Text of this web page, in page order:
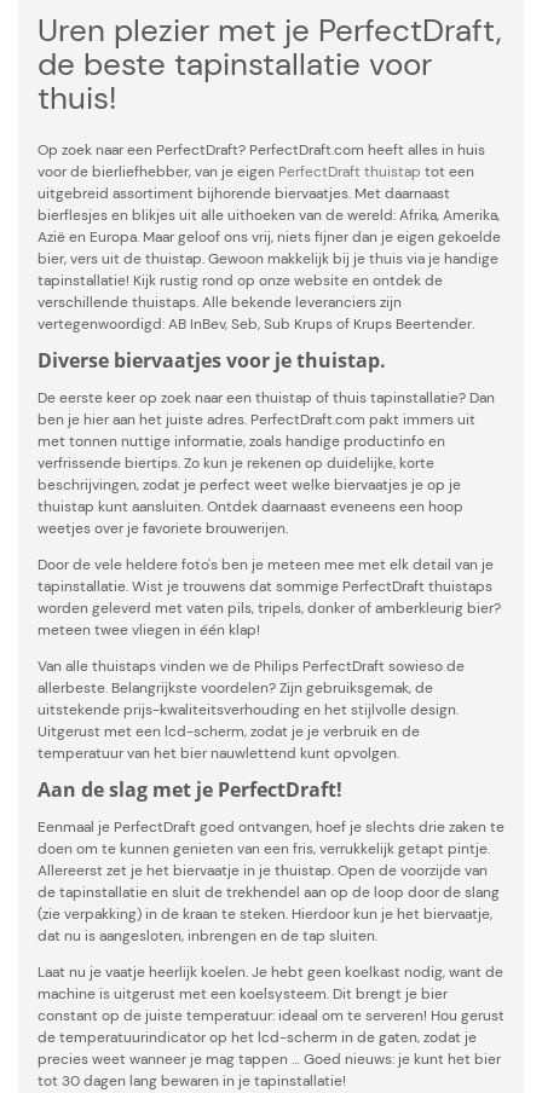
Uren plezier met je PerfectDraft,
de beste tapinstallatie voor
thuis!
Op zoek naar een PerfectDraft? PerfectDraft.com heeft alles in huis
voor de bierliefhebber, van je eigen PerfectDraft thuistap tot een
uitgebreid assortiment bijhorende biervaatjes. Met daarnaast
bierflesjes en blikjes uit alle uithoeken van de wereld: Afrika, Amerika,
Azië en Europa. Maar geloof ons vrij, niets fijner dan je eigen gekoelde
bier, vers uit de thuistap. Gewoon makkelijk bij je thuis via je handige
tapinstallatie! Kijk rustig rond op onze website en ontdek de
verschillende thuistaps. Alle bekende leveranciers zijn
vertegenwoordigd: AB InBev, Seb, Sub Krups of Krups Beertender.
Diverse biervaatjes voor je thuistap.
De eerste keer op zoek naar een thuistap of thuis tapinstallatie? Dan
ben je hier aan het juiste adres. PerfectDraft.com pakt immers uit
met tonnen nuttige informatie, zoals handige productinfo en
verfrissende biertips. Zo kun je rekenen op duidelijke, korte
beschrijvingen, zodat je perfect weet welke biervaatjes je op je
thuistap kunt aansluiten. Ontdek daarnaast eveneens een hoop
weetjes over je favoriete brouwerijen.
Door de vele heldere foto's ben je meteen mee met elk detail van je
tapinstallatie. Wist je trouwens dat sommige PerfectDraft thuistaps
worden geleverd met vaten pils, tripels, donker of amberkleurig bier?
meteen twee vliegen in één klap!
Van alle thuistaps vinden we de Philips PerfectDraft sowieso de
allerbeste. Belangrijkste voordelen? Zijn gebruiksgemak, de
uitstekende prijs-kwaliteitsverhouding en het stijlvolle design.
Uitgerust met een lcd-scherm, zodat je je verbruik en de
temperatuur van het bier nauwlettend kunt opvolgen.
Aan de slag met je PerfectDraft!
Eenmaal je PerfectDraft goed ontvangen, hoef je slechts drie zaken te
doen om te kunnen genieten van een fris, verrukkelijk getapt pintje.
Allereerst zet je het biervaatje in je thuistap. Open de voorzijde van
de tapinstallatie en sluit de trekhendel aan op de loop door de slang
(zie verpakking) in de kraan te steken. Hierdoor kun je het biervaatje,
dat nu is aangesloten, inbrengen en de tap sluiten.
Laat nu je vaatje heerlijk koelen. Je hebt geen koelkast nodig, want de
machine is uitgerust met een koelsysteem. Dit brengt je bier
constant op de juiste temperatuur: ideaal om te serveren! Hou gerust
de temperatuurindicator op het lcd-scherm in de gaten, zodat je
precies weet wanneer je mag tappen … Goed nieuws: je kunt het bier
tot 30 dagen lang bewaren in je tapinstallatie!